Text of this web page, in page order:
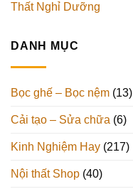
Thất Nghỉ Dưỡng
DANH MỤC
Bọc ghế – Bọc nệm (13)
Cải tạo – Sửa chữa (6)
Kinh Nghiệm Hay (217)
Nội thất Shop (40)